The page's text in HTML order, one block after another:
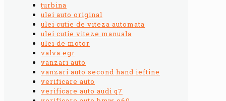
turbina
ulei auto original
ulei cutie de viteza automata
ulei cutie viteze manuala
ulei de motor
valva egr
vanzari auto
vanzari auto second hand ieftine
verificare auto
verificare auto audi q7